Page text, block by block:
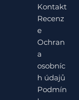
Kontakt
Recenz
e
Ochran
a
osobníc
h údajů
Podmín